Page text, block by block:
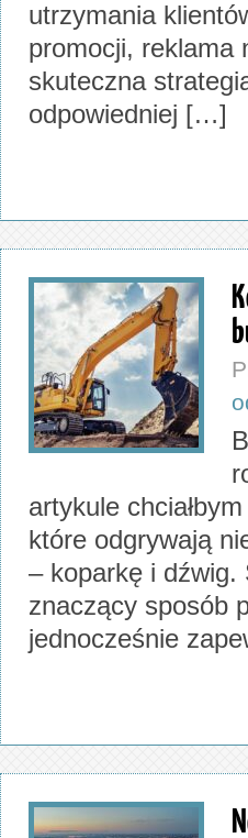
utrzymania
promocji, reklama
skuteczna
odpowiedniej […]
artykule
które odgrywają
– koparkę i dźwig.
znaczący sposób
jednocześnie